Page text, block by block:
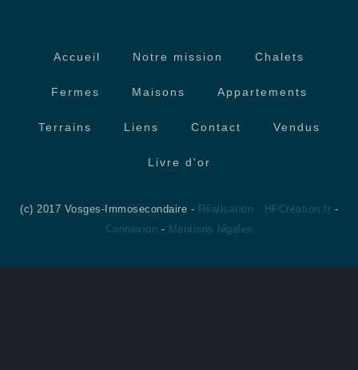
Accueil Notre mission Chalets
Fermes Maisons Appartements
Terrains Liens Contact Vendus
Livre d'or
(c) 2017 Vosges-Immosecondaire - Réalisation : HFCréation.fr -
Connexion - Mentions légales